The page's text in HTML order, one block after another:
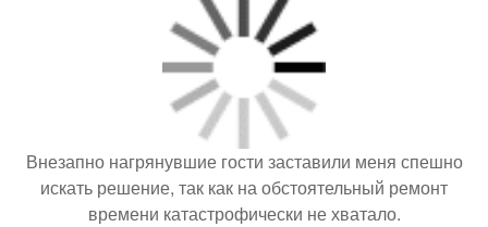
Внезапно нагрянувшие гости заставили меня спешно
искать решение, так как на обстоятельный ремонт
времени катастрофически не хватало.